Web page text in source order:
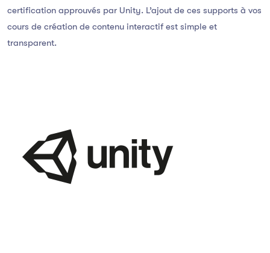
certification approuvés par Unity. L’ajout de ces supports à vos
cours de création de contenu interactif est simple et
transparent.